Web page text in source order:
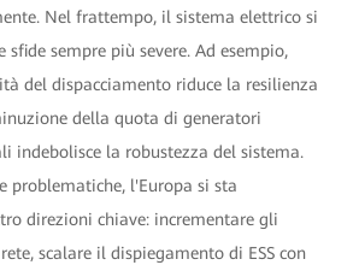
Nel frattempo, il sistema elettrico si
sempre più severe. Ad esempio,
del dispacciamento riduce la resilienza
della quota di generatori
indebolisce la robustezza del sistema.
problematiche, l'Europa si sta
direzioni chiave: incrementare gli
scalare il dispiegamento di ESS con